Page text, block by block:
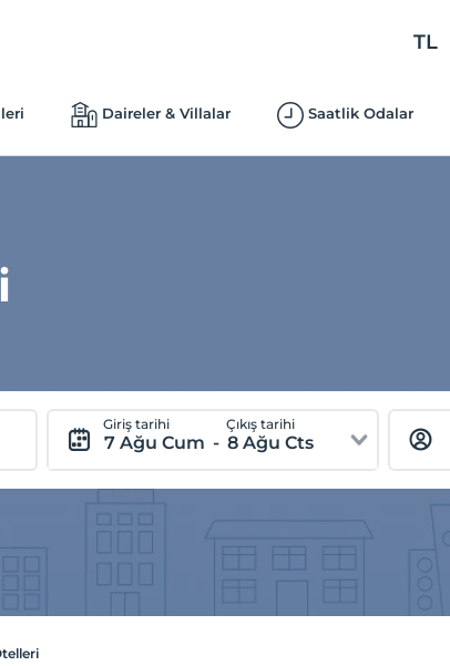
TL
Daireler & Villalar Saatlik Odalar
Giriş tarihi
7 Ağu Cum -
Çıkış tarihi
8 Ağu Cts